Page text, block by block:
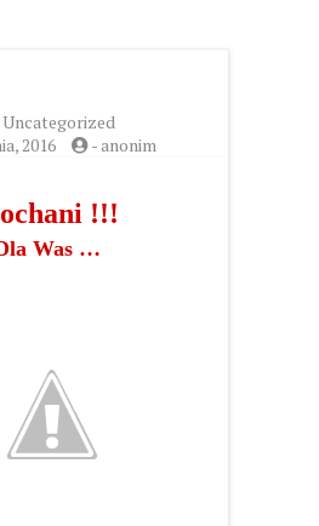
Uncategorized
2016 -anonim
!!!
Was …